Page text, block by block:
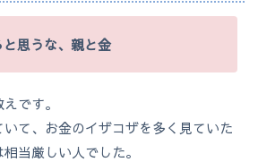
思うな、親と金
です。
て、お金のイザコザを多く見ていた
当厳しい人でした。